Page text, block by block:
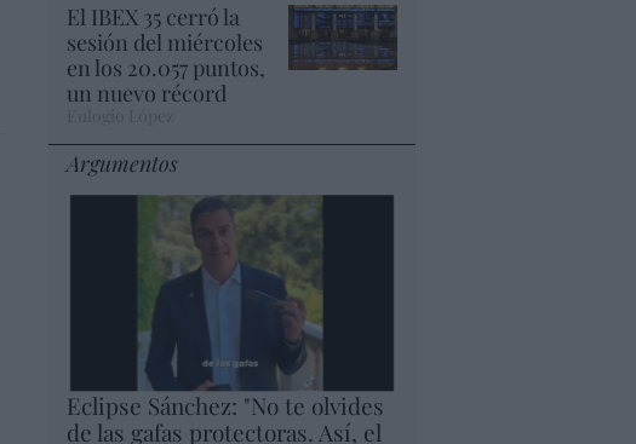
El IBEX 35 cerró la
sesión del miércoles
en los 20.057 puntos,
un nuevo récord
Argumentos
Eclipse Sánchez: "No te olvides
de las gafas protectoras. Así, el